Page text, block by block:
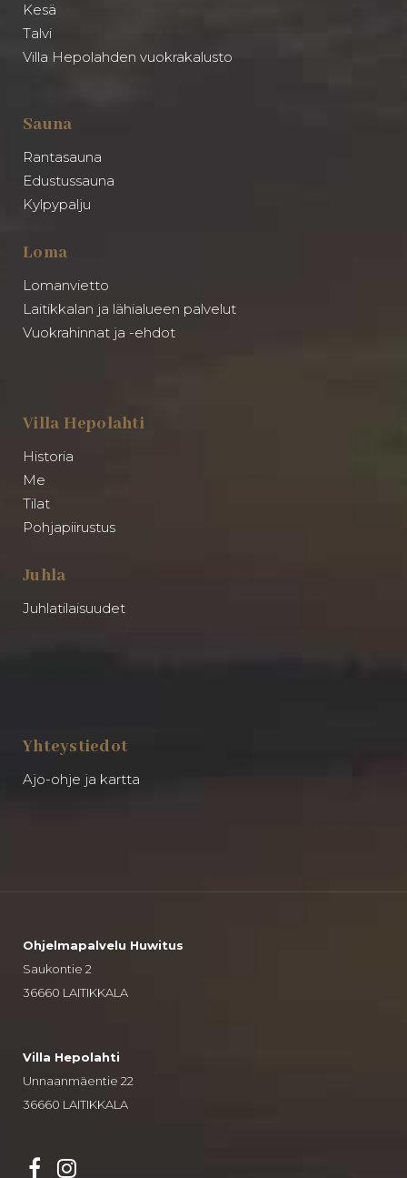
Kesä
Talvi
Villa Hepolahden vuokrakalusto
Sauna
Rantasauna
Edustussauna
Kylpypalju
Loma
Lomanvietto
Laitikkalan ja lähialueen palvelut
Vuokrahinnat ja -ehdot
Villa Hepolahti
Historia
Me
Tilat
Pohjapiirustus
Juhla
Juhlatilaisuudet
Yhteystiedot
Ajo-ohje ja kartta
Ohjelmapalvelu Huwitus
Saukontie 2
36660 LAITIKKALA
Villa Hepolahti
Unnaanmäentie 22
36660 LAITIKKALA